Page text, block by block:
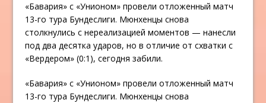
«Бавария» с «Унионом» провели отложенный матч
13-го тура Бундеслиги. Мюнхенцы снова
столкнулись с нереализацией моментов — нанесли
под два десятка ударов, но в отличие от схватки с
«Вердером» (0:1), сегодня забили.
«Бавария» с «Унионом» провели отложенный матч
13-го тура Бундеслиги. Мюнхенцы снова